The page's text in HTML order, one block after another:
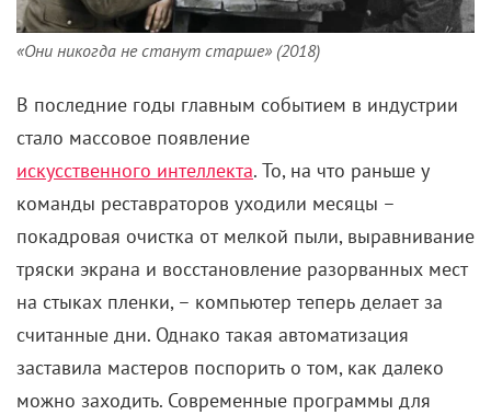
«Они никогда не станут старше» (2018)
В последние годы главным событием в индустрии
стало массовое появление
искусственного интеллекта. То, на что раньше у
команды реставраторов уходили месяцы –
покадровая очистка от мелкой пыли, выравнивание
тряски экрана и восстановление разорванных мест
на стыках пленки, – компьютер теперь делает за
считанные дни. Однако такая автоматизация
заставила мастеров поспорить о том, как далеко
можно заходить. Современные программы для